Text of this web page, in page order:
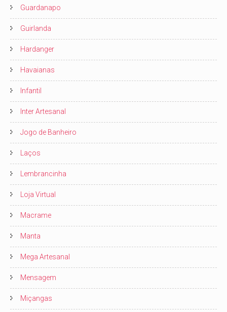
Guardanapo
Guirlanda
Hardanger
Havaianas
Infantil
Inter Artesanal
Jogo de Banheiro
Laços
Lembrancinha
Loja Virtual
Macrame
Manta
Mega Artesanal
Mensagem
Miçangas